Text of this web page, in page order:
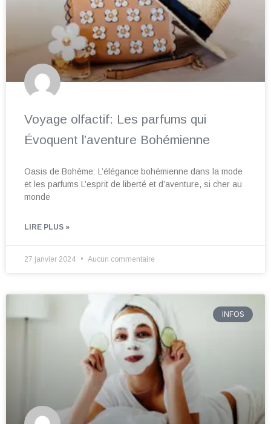
Voyage olfactif: Les parfums qui
Évoquent l’aventure Bohémienne
Oasis de Bohème: L’élégance bohémienne dans la mode
et les parfums L’esprit de liberté et d’aventure, si cher au
monde
LIRE PLUS »
27 janvier 2024 Aucun commentaire
INFOS